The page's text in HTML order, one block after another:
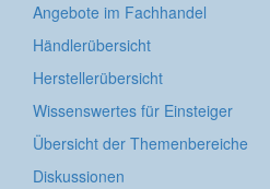
Angebote im Fachhandel
Händlerübersicht
Herstellerübersicht
Wissenswertes für Einsteiger
Übersicht der Themenbereiche
Diskussionen